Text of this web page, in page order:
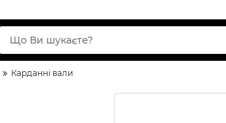
Карданні вали